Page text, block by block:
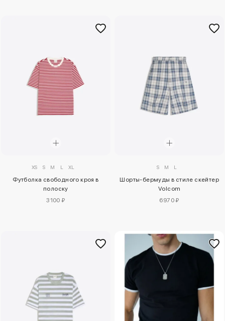
XS S M L XL
Футболка свободного кроя в
полоску
3100 ₽
S M L
Шорты-бермуды в стиле скейтер
Volcom
6970 ₽